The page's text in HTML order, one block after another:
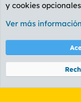
Foro General
Cookies
PL
Community platform by
y cookies
Ver más